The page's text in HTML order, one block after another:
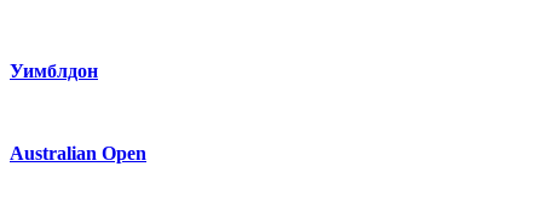
Уимблдон
Australian Open